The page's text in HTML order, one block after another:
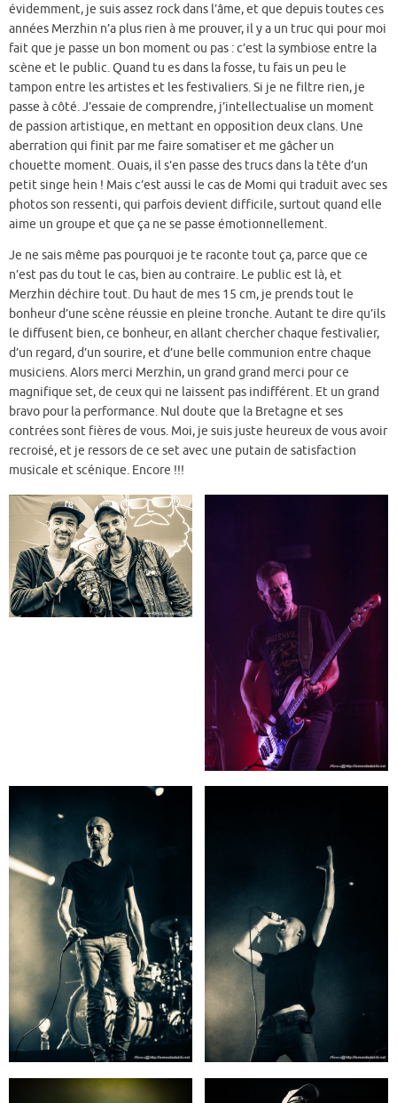
évidemment, je suis assez rock dans l’âme, et que depuis toutes ces
années Merzhin n’a plus rien à me prouver, il y a un truc qui pour moi
fait que je passe un bon moment ou pas : c’est la symbiose entre la
scène et le public. Quand tu es dans la fosse, tu fais un peu le
tampon entre les artistes et les festivaliers. Si je ne filtre rien, je
passe à côté. J’essaie de comprendre, j’intellectualise un moment
de passion artistique, en mettant en opposition deux clans. Une
aberration qui finit par me faire somatiser et me gâcher un
chouette moment. Ouais, il s’en passe des trucs dans la tête d’un
petit singe hein ! Mais c’est aussi le cas de Momi qui traduit avec ses
photos son ressenti, qui parfois devient difficile, surtout quand elle
aime un groupe et que ça ne se passe émotionnellement.
Je ne sais même pas pourquoi je te raconte tout ça, parce que ce
n’est pas du tout le cas, bien au contraire. Le public est là, et
Merzhin déchire tout. Du haut de mes 15 cm, je prends tout le
bonheur d’une scène réussie en pleine tronche. Autant te dire qu’ils
le diffusent bien, ce bonheur, en allant chercher chaque festivalier,
d’un regard, d’un sourire, et d’une belle communion entre chaque
musiciens. Alors merci Merzhin, un grand grand merci pour ce
magnifique set, de ceux qui ne laissent pas indifférent. Et un grand
bravo pour la performance. Nul doute que la Bretagne et ses
contrées sont fières de vous. Moi, je suis juste heureux de vous avoir
recroisé, et je ressors de ce set avec une putain de satisfaction
musicale et scénique. Encore !!!